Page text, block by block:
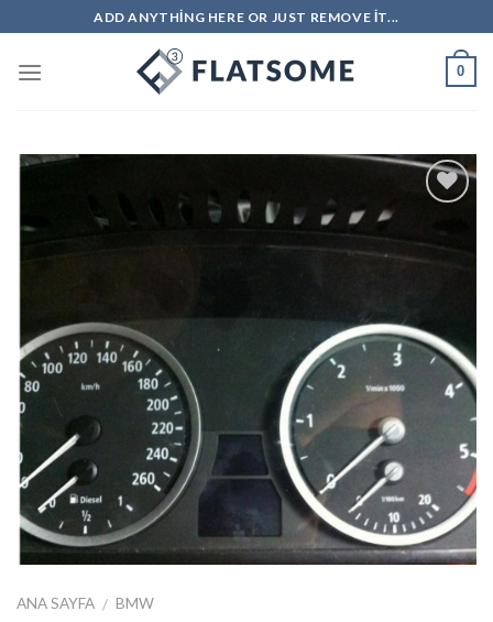
to
content
ADD ANYTHING HERE OR JUST REMOVE IT...
0
İstek
ANA SAYFA / BMW